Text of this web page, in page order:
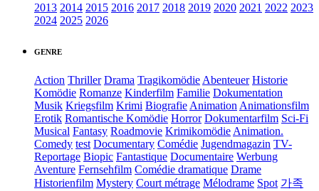
2013 2014 2015 2016 2017 2018 2019 2020 2021 2022 2023
2024 2025 2026
GENRE
Action Thriller Drama Tragikomödie Abenteuer Historie
Komödie Romanze Kinderfilm Familie Dokumentation
Musik Kriegsfilm Krimi Biografie Animation Animationsfilm
Erotik Romantische Komödie Horror Dokumentarfilm Sci-Fi
Musical Fantasy Roadmovie Krimikomödie Animation.
Comedy test Documentary Comédie Jugendmagazin TV-
Reportage Biopic Fantastique Documentaire Werbung
Aventure Fernsehfilm Comédie dramatique Drame
Historienfilm Mystery Court métrage Mélodrame Spot 가족